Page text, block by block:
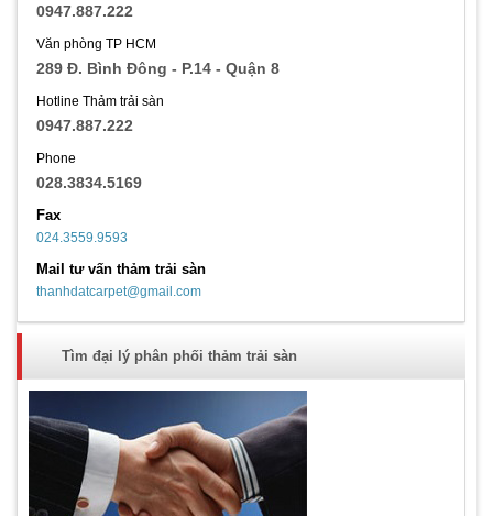
0947.887.222
Văn phòng TP HCM
289 Đ. Bình Đông - P.14 - Quận 8
Hotline Thảm trải sàn
0947.887.222
Phone
028.3834.5169
Fax
024.3559.9593
Mail tư vấn thảm trải sàn
thanhdatcarpet@gmail.com
Tìm đại lý phân phối thảm trải sàn